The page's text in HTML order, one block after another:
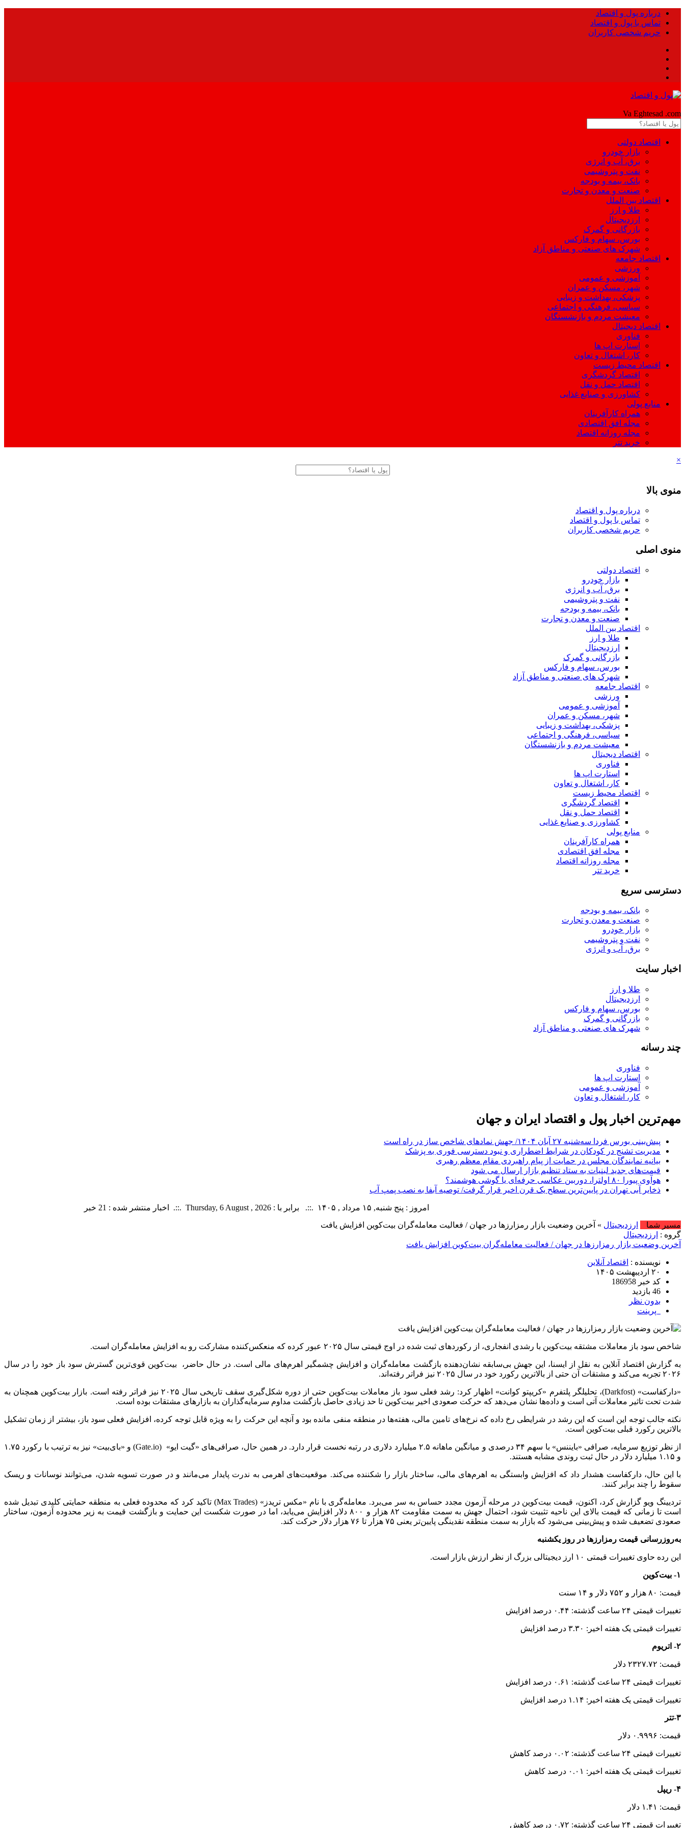
درباره پول و اقتصاد
تماس با پول و اقتصاد
حریم شخصی کاربران
Va Eghtesad .com
اقتصاد دولتی
بازار خودرو
برق، آب و انرژی
نفت و پتروشیمی
بانک، بیمه و بودجه
صنعت و معدن و تجارت
اقتصاد بین الملل
طلا و ارز
ارزدیجیتال
بازرگانی و گمرک
بورس، سهام و فارکس
شهرک های صنعتی و مناطق آزاد
اقتصاد جامعه
ورزشی
آموزشی و عمومی
شهر، مسکن و عمران
پزشکی، بهداشت و زیبایی
سیاسی، فرهنگی و اجتماعی
معیشت مردم و بازنشستگان
اقتصاد دیجیتال
فناوری
استارت اپ ها
کار، اشتغال و تعاون
اقتصاد محیط زیست
اقتصاد گردشگری
اقتصاد حمل و نقل
کشاورزی و صنایع غذایی
منابع پولی
همراه کارآفرینان
مجله افق اقتصادی
مجله روزانه اقتصاد
خرید تتر
×
منوی بالا
درباره پول و اقتصاد
تماس با پول و اقتصاد
حریم شخصی کاربران
منوی اصلی
اقتصاد دولتی
بازار خودرو
برق، آب و انرژی
نفت و پتروشیمی
بانک، بیمه و بودجه
صنعت و معدن و تجارت
اقتصاد بین الملل
طلا و ارز
ارزدیجیتال
بازرگانی و گمرک
بورس، سهام و فارکس
شهرک های صنعتی و مناطق آزاد
اقتصاد جامعه
ورزشی
آموزشی و عمومی
شهر، مسکن و عمران
پزشکی، بهداشت و زیبایی
سیاسی، فرهنگی و اجتماعی
معیشت مردم و بازنشستگان
اقتصاد دیجیتال
فناوری
استارت اپ ها
کار، اشتغال و تعاون
اقتصاد محیط زیست
اقتصاد گردشگری
اقتصاد حمل و نقل
کشاورزی و صنایع غذایی
منابع پولی
همراه کارآفرینان
مجله افق اقتصادی
مجله روزانه اقتصاد
خرید تتر
دسترسی سریع
بانک، بیمه و بودجه
صنعت و معدن و تجارت
بازار خودرو
نفت و پتروشیمی
برق، آب و انرژی
اخبار سایت
طلا و ارز
ارزدیجیتال
بورس، سهام و فارکس
بازرگانی و گمرک
شهرک های صنعتی و مناطق آزاد
چند رسانه
فناوری
استارت اپ ها
آموزشی و عمومی
کار، اشتغال و تعاون
مهم‌ترین اخبار پول و اقتصاد ایران و جهان
پیش‌بینی بورس فردا سه‌شنبه ۲۷ آبان ۱۴۰۴/ جهش نمادهای شاخص ساز در راه است
مدیریت تشنج در کودکان در شرایط اضطراری و نبود دسترسی فوری به پزشک
بیانیه نمایندگان مجلس در حمایت از پیام راهبردی مقام معظم رهبری
قیمت‌های جدید لبنیات به ستاد تنظیم بازار ارسال می شود
هوآوی پیورا ۸۰ اولترا، دوربین عکاسی حرفه‌ای یا گوشی هوشمند؟
ذخایر آبی تهران در پایین‌ترین سطح یک قرن اخیر قرار گرفت/ توصیه آبفا به نصب پمپ آب
امروز : پنج شنبه, ۱۵ مرداد , ۱۴۰۵ .::. برابر با : Thursday, 6 August , 2026 .::. اخبار منتشر شده : 21 خبر
مسیر شما
ارزدیجیتال » آخرین وضعیت بازار رمزارزها در جهان / فعالیت معامله‌گران بیت‌کوین افزایش یافت
گروه : ارزدیجیتال
آخرین وضعیت بازار رمزارزها در جهان / فعالیت معامله‌گران بیت‌کوین افزایش یافت
نویسنده : اقتصاد آنلاین
۲۰ اردیبهشت ۱۴۰۵
کد خبر 186958
46 بازدید
بدون نظر
پرینت
شاخص سود باز معاملات مشتقه بیت‌کوین با رشدی انفجاری، از رکوردهای ثبت‌ شده در اوج قیمتی سال ۲۰۲۵ عبور کرده که منعکس‌کننده مشارکت رو به افزایش معامله‌گران است.
به گزارش اقتصاد آنلاین به نقل از ایسنا، این جهش بی‌سابقه نشان‌دهنده بازگشت معامله‌گران و افزایش چشمگیر اهرم‌های مالی است. در حال حاضر، بیت‌کوین قوی‌ترین گسترش سود باز خود را در سال
۲۰۲۶ تجربه می‌کند و مشتقات آن حتی از بالاترین رکورد خود در سال ۲۰۲۵ نیز فراتر رفته‌اند.
«دارکفاست» (Darkfost)، تحلیلگر پلتفرم «کریپتو کوانت» اظهار کرد: رشد فعلی سود باز معاملات بیت‌کوین حتی از دوره شکل‌گیری سقف تاریخی سال ۲۰۲۵ نیز فراتر رفته است. بازار بیت‌کوین همچنان به
شدت تحت تاثیر معاملات آتی است و داده‌ها نشان می‌دهد که حرکت صعودی اخیر بیت‌کوین تا حد زیادی حاصل بازگشت مداوم سرمایه‌گذاران به بازارهای مشتقات بوده است.
نکته جالب توجه این است که این رشد در شرایطی رخ داده که نرخ‌های تامین مالی، هفته‌ها در منطقه منفی مانده بود و آنچه این حرکت را به ویژه قابل توجه کرده، افزایش فعلی سود باز، بیشتر از زمان تشکیل
بالاترین رکورد قبلی بیت‌کوین است.
از نظر توزیع سرمایه، صرافی «بایننس» با سهم ۳۴ درصدی و میانگین ماهانه ۲.۵ میلیارد دلاری در رتبه نخست قرار دارد. در همین حال، صرافی‌های «گیت ایو» (Gate.io) و «بای‌بیت» نیز به ترتیب با رکورد ۱.۷۵
و ۱.۱۵ میلیارد دلار در حال ثبت روندی مشابه هستند.
با این حال، دارکفاست هشدار داد که افزایش وابستگی به اهرم‌های مالی، ساختار بازار را شکننده می‌کند. موقعیت‌های اهرمی به ندرت پایدار می‌مانند و در صورت تسویه شدن، می‌توانند نوسانات و ریسک
سقوط را چند برابر کنند.
تردیینگ ویو گزارش کرد، اکنون، قیمت بیت‌کوین در مرحله آزمون مجدد حساس به سر می‌برد. معامله‌گری با نام «مکس تریدز» (Max Trades) تاکید کرد که محدوده فعلی به منطقه حمایتی کلیدی تبدیل شده
است تا زمانی که قیمت بالای این ناحیه تثبیت شود، احتمال جهش به سمت مقاومت ۸۲ هزار و ۸۰۰ دلار افزایش می‌یابد، اما در صورت شکست این حمایت و بازگشت قیمت به زیر محدوده آزمون، ساختار
صعودی تضعیف شده و پیش‌بینی می‌شود که بازار به سمت منطقه نقدینگی پایین‌تر یعنی ۷۵ هزار تا ۷۶ هزار دلار حرکت کند.
به‌روزرسانی قیمت رمزارزها در روز یکشنبه
این رده حاوی تغییرات قیمتی ۱۰ ارز دیجیتالی بزرگ از نظر ارزش بازار است.
۱- بیت‌کوین
قیمت: ۸۰ هزار و ۷۵۲ دلار و ۱۴ سنت
تغییرات قیمتی ۲۴ ساعت گذشته: ۰.۴۴ درصد افزایش
تغییرات قیمتی یک هفته اخیر: ۳.۳۰ درصد افزایش
۲- اتریوم
قیمت: ۲۳۲۷.۷۲ دلار
تغییرات قیمتی ۲۴ ساعت گذشته: ۰.۶۱ درصد افزایش
تغییرات قیمتی یک هفته اخیر: ۱.۱۴ درصد افزایش
۳-تتر
قیمت: ۰.۹۹۹۶ دلار
تغییرات قیمتی ۲۴ ساعت گذشته: ۰.۰۲ درصد کاهش
تغییرات قیمتی یک هفته اخیر: ۰.۰۱ درصد کاهش
۴- ریپل
قیمت: ۱.۴۱ دلار
تغییرات قیمتی ۲۴ ساعت گذشته: ۰.۷۲ درصد کاهش